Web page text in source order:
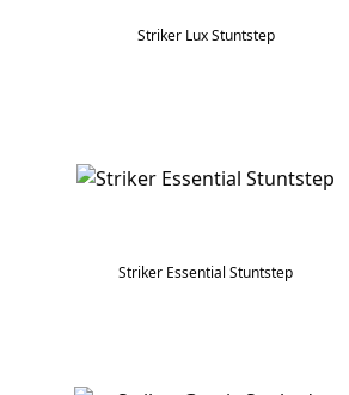
Striker Lux Stuntstep
Striker Essential Stuntstep